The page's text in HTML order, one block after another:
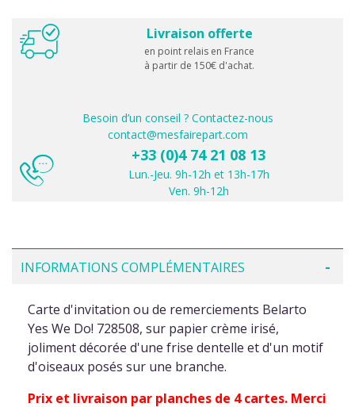
Livraison offerte
en point relais en France
à partir de 150€ d'achat.
Besoin d’un conseil ? Contactez-nous
contact@mesfairepart.com
+33 (0)4 74 21 08 13
Lun.-Jeu. 9h-12h et 13h-17h
Ven. 9h-12h
INFORMATIONS COMPLÉMENTAIRES
Carte d'invitation ou de remerciements Belarto
Yes We Do! 728508, sur papier crème irisé,
joliment décorée d'une frise dentelle et d'un motif
d'oiseaux posés sur une branche.
Prix et livraison par planches de 4 cartes. Merci